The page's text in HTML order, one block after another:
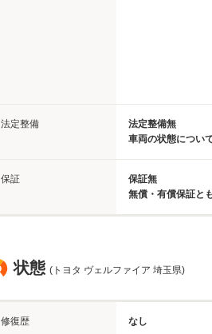
法定整備
法定整備無
車両の状態につい
保証
保証無
無償・有償保証と
状態 (トヨタ ヴェルファイア 埼玉県)
修復歴 なし